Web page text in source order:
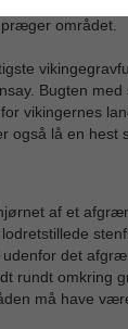
området.
Bugten
vikingernes
også lå en hest
af et
det
rundt omkring
må have